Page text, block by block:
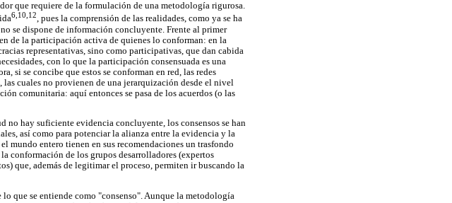
que requiere de la formulación de una metodología rigurosa.
6,10,12, pues la comprensión de las realidades, como ya se ha
se dispone de información concluyente. Frente al primer
de la participación activa de quienes lo conforman: en la
representativas, sino como participativas, que dan cabida
con lo que la participación consensuada es una
si se concibe que estos se conforman en red, las redes
cuales no provienen de una jerarquización desde el nivel
comunitaria: aquí entonces se pasa de los acuerdos (o las
no hay suficiente evidencia concluyente, los consensos se han
así como para potenciar la alianza entre la evidencia y la
mundo entero tienen en sus recomendaciones un trasfondo
conformación de los grupos desarrolladores (expertos
que, además de legitimar el proceso, permiten ir buscando la
que se entiende como "consenso". Aunque la metodología